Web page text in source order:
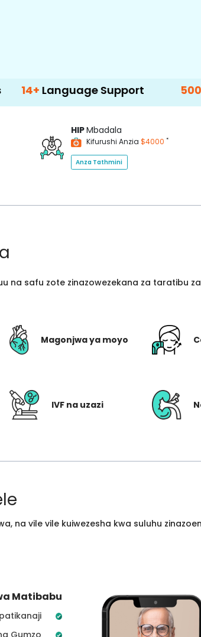
Support 500+
HIPMbadala
Kifurushi Anzia $4000 *
Anza Tathmini
na safu zote zinazowezekana za taratibu
Magonjwa ya moyo
IVF na uzazi
na vile vile kuiwezesha kwa suluhu
Matibabu
Gumzo